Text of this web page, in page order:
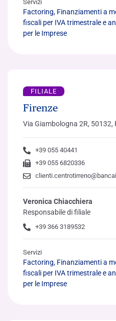
Servizi
Factoring, Finanziamenti a
fiscali per IVA trimestrale e
per le Imprese
FILIALE
Firenze
Via Giambologna 2R, 50132,
+39 055 40441
+39 055 6820336
Veronica Chiacchiera
Responsabile di filiale
+39 366 3189532
Servizi
Factoring, Finanziamenti a
fiscali per IVA trimestrale e
per le Imprese